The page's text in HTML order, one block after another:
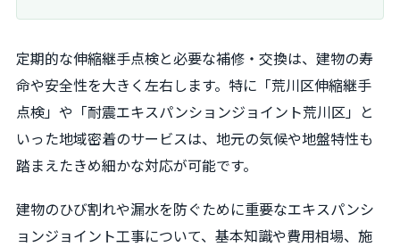
定期的な伸縮継手点検と必要な補修・交換は、建物の寿
命や安全性を大きく左右します。特に「荒川区伸縮継手
点検」や「耐震エキスパンションジョイント荒川区」と
いった地域密着のサービスは、地元の気候や地盤特性も
踏まえたきめ細かな対応が可能です。
建物のひび割れや漏水を防ぐために重要なエキスパンシ
ョンジョイント工事について、基本知識や費用相場、施